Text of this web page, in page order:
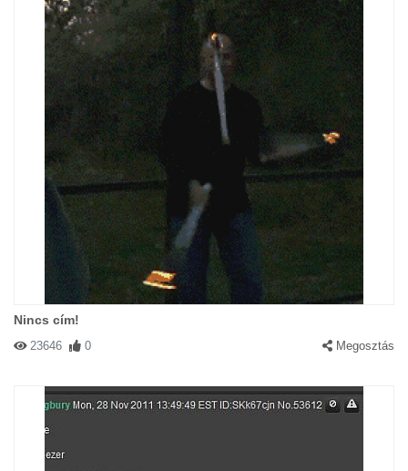
Nincs cím!
23646 0 Megosztás